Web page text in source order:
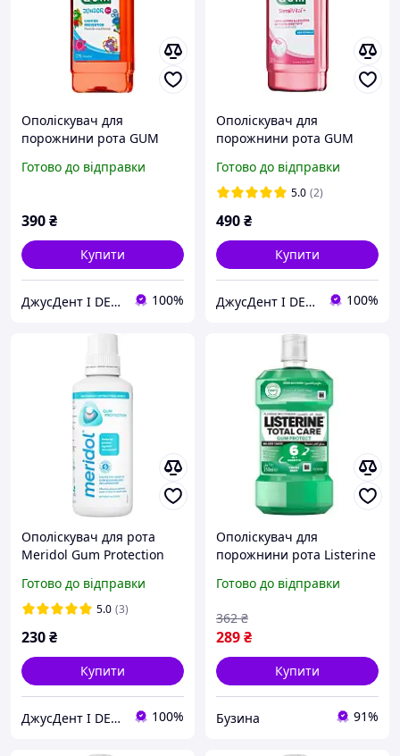
Ополіскувач для
порожнини рота GUM
років
Готово до відправки
390₴
Купити
ДжусДент I DENTAL SHOP 100%
Ополіскувач для
порожнини рота GUM
Готово до відправки
5.0 (2)
490₴
Купити
ДжусДент I DENTAL SHOP 100%
Ополіскувач для рота
Meridol Gum Protection
Готово до відправки
5.0 (3)
230₴
Купити
ДжусДент I DENTAL SHOP 100%
Ополіскувач для
порожнини рота Listerine
десен 250 мл
Готово до відправки
289₴
362 ₴
Купити
Бузина 91%